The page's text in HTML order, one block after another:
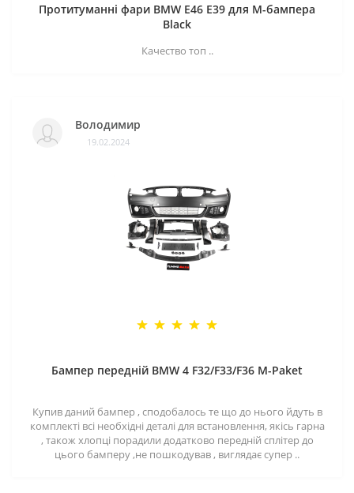
Протитуманні фари BMW E46 E39 для M-бампера
Black
Качество топ ..
Володимир
19.02.2024
Бампер передній BMW 4 F32/F33/F36 M-Paket
Купив даний бампер , сподобалось те що до нього йдуть в
комплекті всі необхідні деталі для встановлення, якісь гарна
, також хлопці порадили додатково передній сплітер до
цього бамперу ,не пошкодував , виглядає супер ..